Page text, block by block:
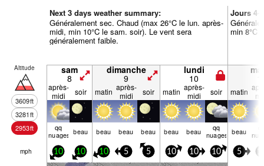
Next 3 days weather summary:
Généralement sec. Chaud (max 26°C le lun. après-
midi, min 10°C le sam. soir). Le vent sera
généralement faible.
Jours 4-
min 8°C
Altitude
3609ft
3281ft
2953ft
sam
8
dimanche
9
lundi
10
après-
midi
soir matin après-
midi
soir matin après-
midi
soir matin
qq
nuages beau beau beau beau beau beau qq
nuages beau
mph 10 10 10 5 5 10 10 10 5